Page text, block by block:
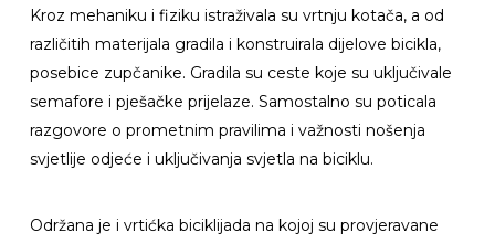
Kroz mehaniku i fiziku istraživala su vrtnju kotača, a od
različitih materijala gradila i konstruirala dijelove bicikla,
posebice zupčanike. Gradila su ceste koje su uključivale
semafore i pješačke prijelaze. Samostalno su poticala
razgovore o prometnim pravilima i važnosti nošenja
svjetlije odjeće i uključivanja svjetla na biciklu.
Održana je i vrtićka biciklijada na kojoj su provjeravane